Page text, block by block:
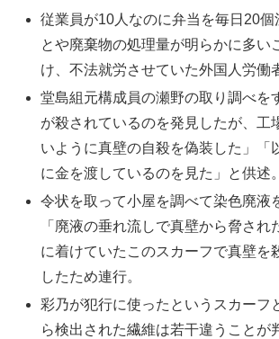
従業員が10人なのに弁当を毎日20個
とや廃棄物の処理量が明らかに多い
け、不法就労させていた外国人労働
堂島組元構成員の瀬野の取り調べを
が殺されているのを発見したが、工
いように真壁の自殺を偽装した」「
に金を渡しているのを見た」と供述。
令状を取って小屋を調べて染色廃液
「廃液の垂れ流しで真壁から脅され
に着けていたこのスカーフで真壁を
したため連行。
彩乃が犯行に使ったというスカーフ
ら検出された繊維は若干違うことが